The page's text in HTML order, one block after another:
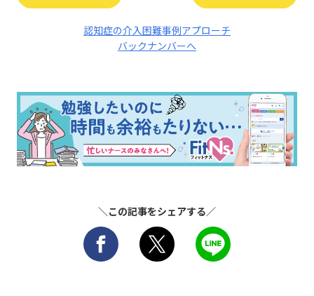
認知症の介入困難事例アプローチ
バックナンバーへ
＼この記事をシェアする／